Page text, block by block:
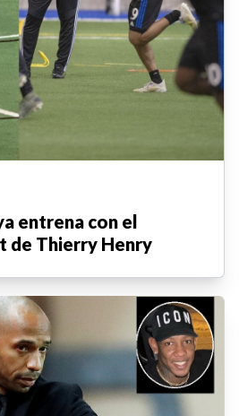
entrena con el
de Thierry Henry